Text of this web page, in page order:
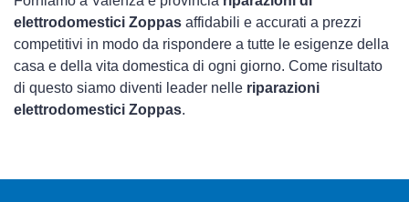
elettrodomestici Zoppas affidabili e accurati a prezzi
competitivi in modo da rispondere a tutte le esigenze della
casa e della vita domestica di ogni giorno. Come risultato
di questo siamo diventi leader nelle riparazioni
elettrodomestici Zoppas.